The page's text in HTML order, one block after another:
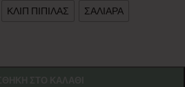
ΚΛΙΠ ΠΙΠΙΛΑΣ ΣΑΛΙΑΡΑ